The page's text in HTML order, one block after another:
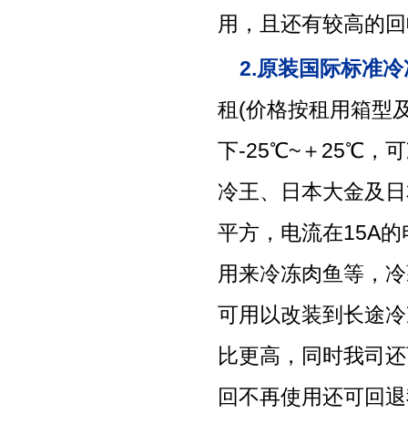
用，且还有较高的
2.原装国际标准
租(价格按租用箱型
下-25℃~＋25℃，可
冷王、日本大金及
平方，电流在15A
用来冷冻肉鱼等，
可用以改装到长途
比更高，同时我司
回不再使用还可回